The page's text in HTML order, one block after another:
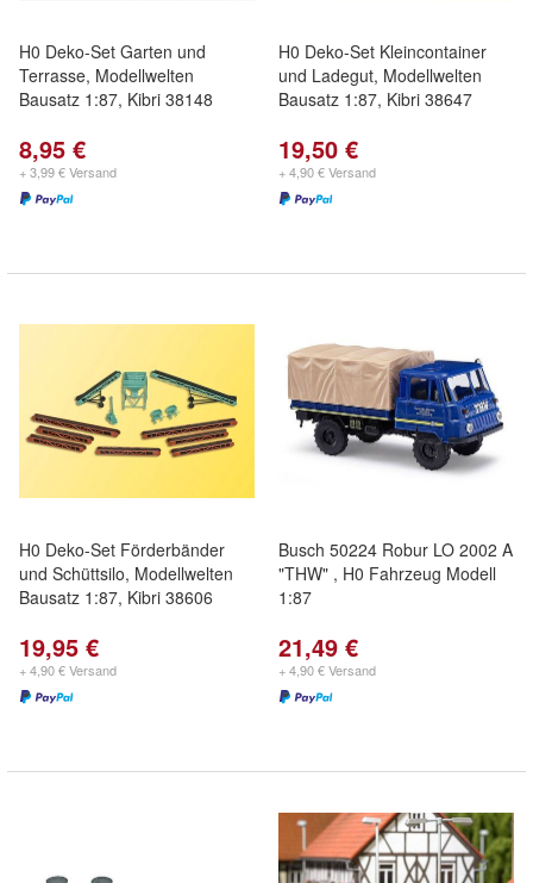
H0 Deko-Set Garten und
Terrasse, Modellwelten
Bausatz 1:87, Kibri 38148
8,95 €
+ 3,99 € Versand
H0 Deko-Set Kleincontainer
und Ladegut, Modellwelten
Bausatz 1:87, Kibri 38647
19,50 €
+ 4,90 € Versand
H0 Deko-Set Förderbänder
und Schüttsilo, Modellwelten
Bausatz 1:87, Kibri 38606
19,95 €
+ 4,90 € Versand
Busch 50224 Robur LO 2002 A
"THW" , H0 Fahrzeug Modell
1:87
21,49 €
+ 4,90 € Versand